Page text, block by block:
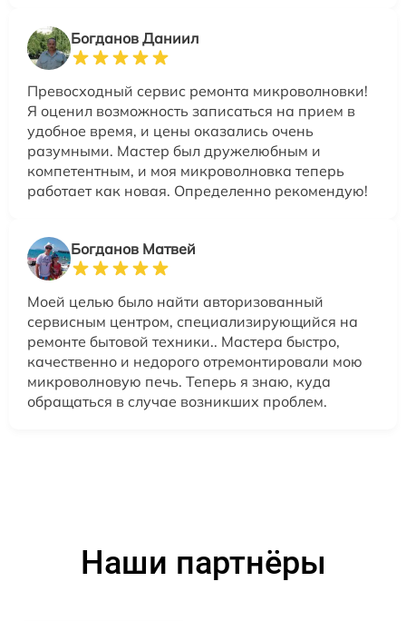
Богданов Даниил
Превосходный сервис ремонта микроволновки!
Я оценил возможность записаться на прием в
удобное время, и цены оказались очень
разумными. Мастер был дружелюбным и
компетентным, и моя микроволновка теперь
работает как новая. Определенно рекомендую!
Богданов Матвей
Моей целью было найти авторизованный
сервисным центром, специализирующийся на
ремонте бытовой техники.. Мастера быстро,
качественно и недорого отремонтировали мою
микроволновую печь. Теперь я знаю, куда
обращаться в случае возникших проблем.
Наши партнёры